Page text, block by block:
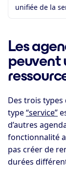
unifiée de la
Les
peuvent
Des trois types
type“service”
d’autres
fonctionnalité
pas créer de
durées